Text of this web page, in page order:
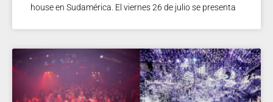
house en Sudamérica. El viernes 26 de julio se presenta